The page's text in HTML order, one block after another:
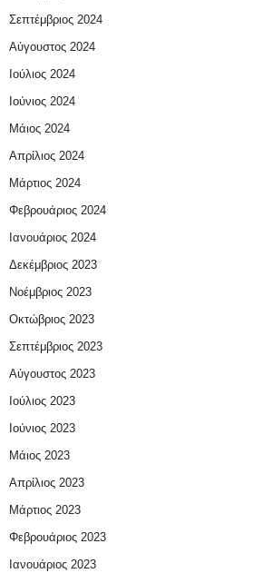
Σεπτέμβριος 2024
Αύγουστος 2024
Ιούλιος 2024
Ιούνιος 2024
Μάιος 2024
Απρίλιος 2024
Μάρτιος 2024
Φεβρουάριος 2024
Ιανουάριος 2024
Δεκέμβριος 2023
Νοέμβριος 2023
Οκτώβριος 2023
Σεπτέμβριος 2023
Αύγουστος 2023
Ιούλιος 2023
Ιούνιος 2023
Μάιος 2023
Απρίλιος 2023
Μάρτιος 2023
Φεβρουάριος 2023
Ιανουάριος 2023